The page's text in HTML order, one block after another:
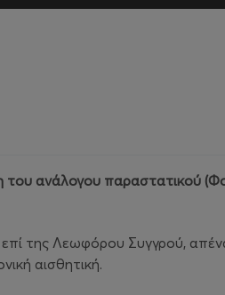
του ανάλογου παραστατικού
της Λεωφόρου Συγγρού,
αισθητική.